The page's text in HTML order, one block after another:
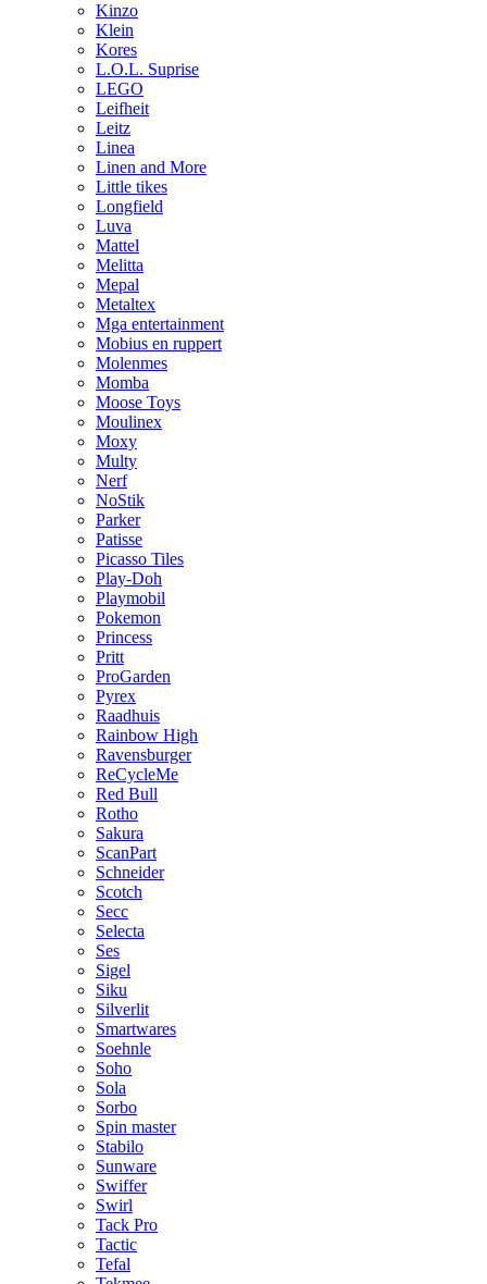
Kinzo
Klein
Kores
L.O.L. Suprise
LEGO
Leifheit
Leitz
Linea
Linen and More
Little tikes
Longfield
Luva
Mattel
Melitta
Mepal
Metaltex
Mga entertainment
Mobius en ruppert
Molenmes
Momba
Moose Toys
Moulinex
Moxy
Multy
Nerf
NoStik
Parker
Patisse
Picasso Tiles
Play-Doh
Playmobil
Pokemon
Princess
Pritt
ProGarden
Pyrex
Raadhuis
Rainbow High
Ravensburger
ReCycleMe
Red Bull
Rotho
Sakura
ScanPart
Schneider
Scotch
Secc
Selecta
Ses
Sigel
Siku
Silverlit
Smartwares
Soehnle
Soho
Sola
Sorbo
Spin master
Stabilo
Sunware
Swiffer
Swirl
Tack Pro
Tactic
Tefal